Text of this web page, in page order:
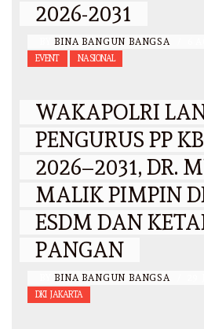
2026-2031
BINA BANGUN BANGSA
EVENT NASIONAL
WAKAPOLRI
PENGURUS PP
2026–2031, DR.
MALIK PIMPIN
ESDM DAN
PANGAN
BINA BANGUN BANGSA
DKI JAKARTA